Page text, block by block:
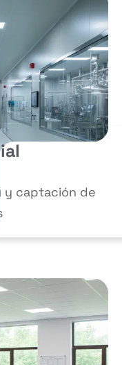
y captación de